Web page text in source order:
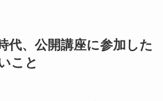
代、公開講座に参加した
こと